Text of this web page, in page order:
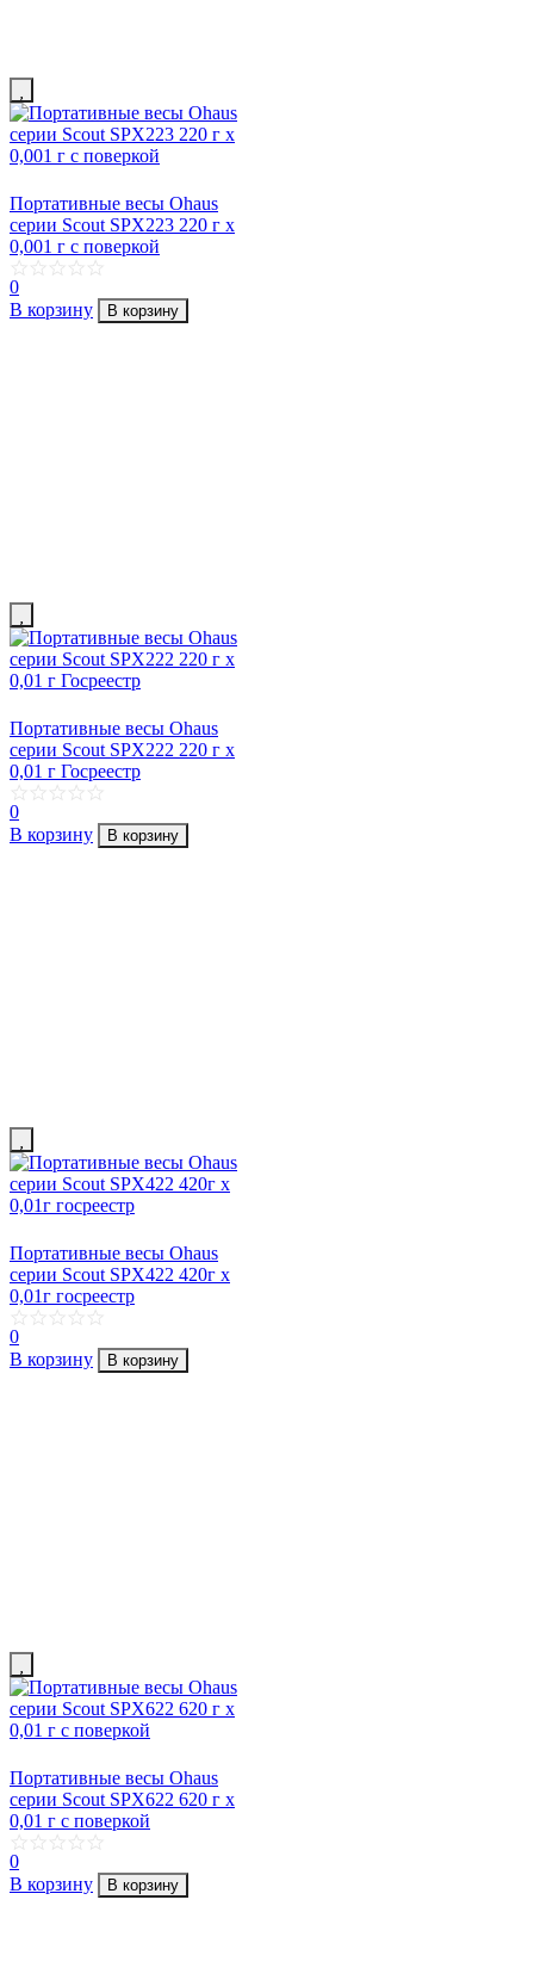
Портативные весы Ohaus
серии Scout SPX223 220 г х
0,001 г с поверкой
0
В корзину
В корзину
Портативные весы Ohaus
серии Scout SPX222 220 г х
0,01 г Госреестр
0
В корзину
В корзину
Портативные весы Ohaus
серии Scout SPX422 420г х
0,01г госреестр
0
В корзину
В корзину
Портативные весы Ohaus
серии Scout SPX622 620 г х
0,01 г с поверкой
0
В корзину
В корзину